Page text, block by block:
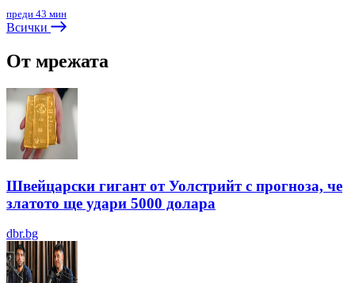
преди 43 мин
Всички
От мрежата
Швейцарски гигант от Уолстрийт с прогноза, че
златото ще удари 5000 долара
dbr.bg